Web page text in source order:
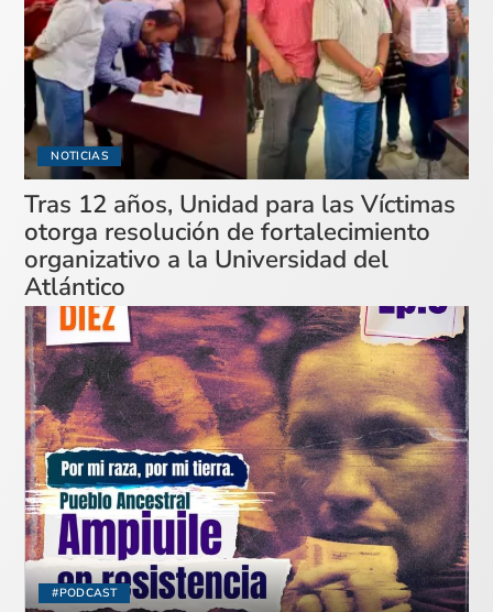
NOTICIAS
Tras 12 años, Unidad para las Víctimas
otorga resolución de fortalecimiento
organizativo a la Universidad del
Atlántico
#PODCAST